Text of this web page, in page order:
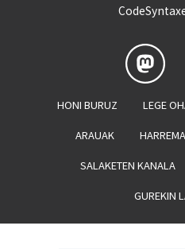
HONI BURUZ LEGE
ARAUAK
SALAKETEN KANALA
GUREKIN